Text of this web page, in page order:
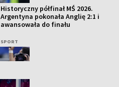
Historyczny półfinał MŚ 2026.
Argentyna pokonała Anglię 2:1 i
awansowała do finału
SPORT